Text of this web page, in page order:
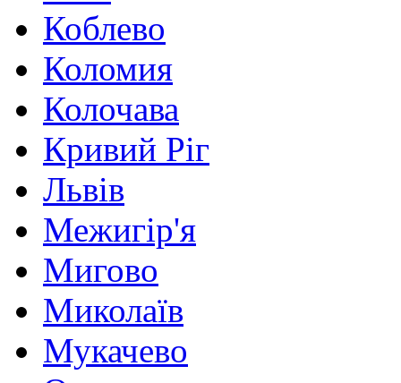
Коблево
Коломия
Колочава
Кривий Ріг
Львів
Межигір'я
Мигово
Миколаїв
Мукачево